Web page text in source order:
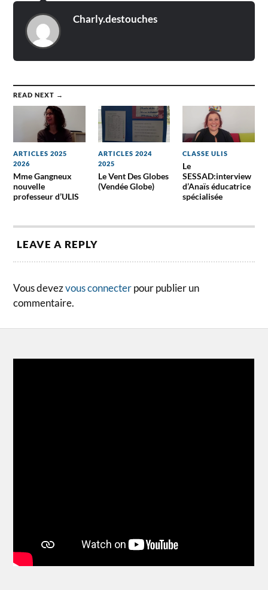
Charly.destouches
READ NEXT →
ARTICLES 2025
2026
Mme Gangneux
nouvelle
professeur d’ULIS
ARTICLES 2024
2025
Le Vent Des Globes
(Vendée Globe)
CLASSE ULIS
Le
SESSAD:interview
d’Anaïs éducatrice
spécialisée
LEAVE A REPLY
Vous devezvous connecterpour publier un
commentaire.